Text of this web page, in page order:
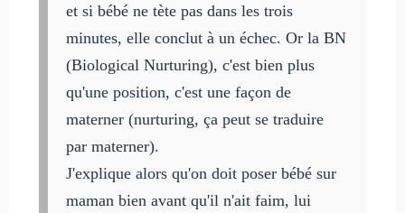
et si bébé ne tète pas dans les trois
minutes, elle conclut à un échec. Or la BN
(Biological Nurturing), c'est bien plus
qu'une position, c'est une façon de
materner (nurturing, ça peut se traduire
par materner).
J'explique alors qu'on doit poser bébé sur
maman bien avant qu'il n'ait faim, lui